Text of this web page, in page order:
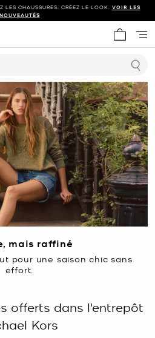
LES CHAUSSURES. CRÉEZ LE LOOK. VOIR LES
NOUVEAUTÉS
Mon
mais raffiné
pour une saison chic sans
effort.
offerts dans l'entrepôt
Kors